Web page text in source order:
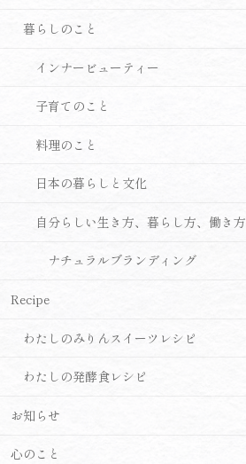
暮らしのこと
インナービューティー
子育てのこと
料理のこと
日本の暮らしと文化
自分らしい生き方、暮らし方、働き方
ナチュラルブランディング
Recipe
わたしのみりんスイーツレシピ
わたしの発酵食レシピ
お知らせ
心のこと